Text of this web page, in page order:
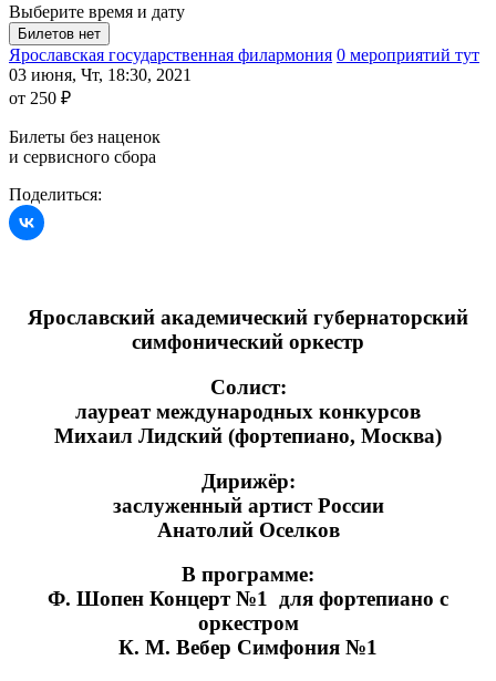
Выберите время и дату
Ярославская государственная филармония 0 мероприятий тут
03 июня, Чт, 18:30, 2021
от 250 ₽
Билеты без наценок
и сервисного сбора
Поделиться:
Ярославский академический губернаторский
симфонический оркестр
Солист:
лауреат международных конкурсов
Михаил Лидский (фортепиано, Москва)
Дирижёр:
заслуженный артист России
Анатолий Оселков
В программе:
Ф. Шопен Концерт №1 для фортепиано с
оркестром
К. М. Вебер Симфония №1